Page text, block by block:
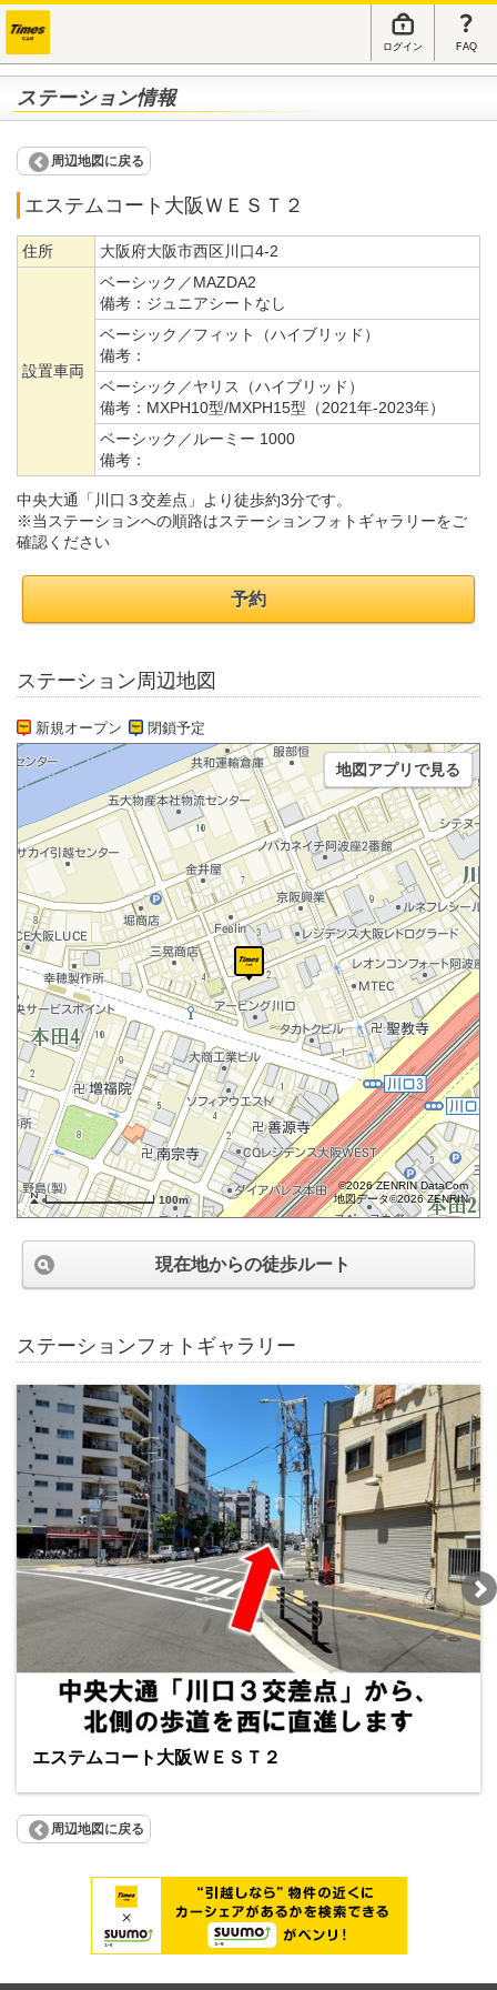
ログイン FAQ
ステーション情報
周辺地図に戻る
エステムコート大阪ＷＥＳＴ２
住所 大阪府大阪市西区川口4-2
設置車両
ベーシック／MAZDA2
備考： ジュニアシートなし
ベーシック／フィット（ハイブリッド）
備考：
ベーシック／ヤリス（ハイブリッド）
備考： MXPH10型/MXPH15型（2021年-2023年）
ベーシック／ルーミー 1000
備考：
中央大通「川口３交差点」より徒歩約3分です。
※当ステーションへの順路はステーションフォトギャラリーをご
確認ください
予約
ステーション周辺地図
新規オープン 閉鎖予定
100m
©2026 ZENRIN DataCom
地図データ©2026 ZENRIN
地図アプリで見る
現在地からの徒歩ルート
ステーションフォトギャラリー
エステムコート大阪ＷＥＳＴ２
周辺地図に戻る